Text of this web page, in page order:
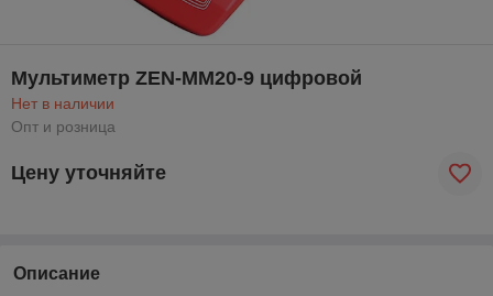
Мультиметр ZEN-MM20-9 цифровой
Нет в наличии
Опт и розница
Цену уточняйте
Описание